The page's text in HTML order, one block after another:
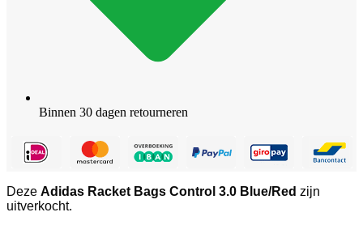
Binnen 30 dagen retourneren
Deze Adidas Racket Bags Control 3.0 Blue/Red zijn
uitverkocht.